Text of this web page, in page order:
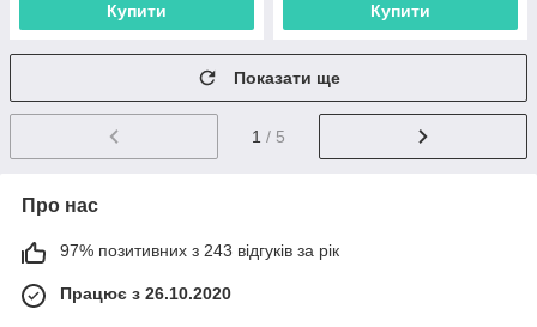
Купити Купити
Показати ще
1 / 5
Про нас
97% позитивних з 243 відгуків за рік
Працює з 26.10.2020